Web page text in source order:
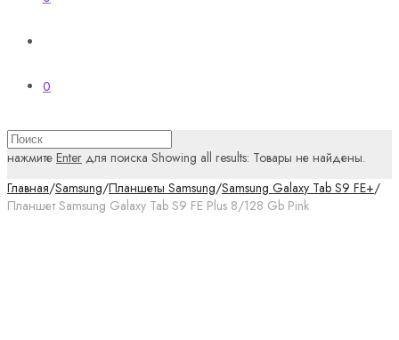
0
нажмите Enter для поиска Showing all results: Товары не найдены.
Главная/Samsung/Планшеты Samsung/Samsung Galaxy Tab S9 FE+/
Планшет Samsung Galaxy Tab S9 FE Plus 8/128 Gb Pink